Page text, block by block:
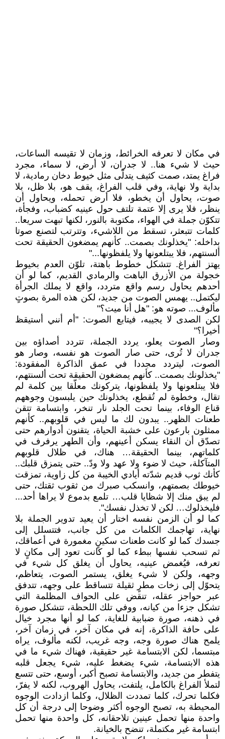
في مكان لا تعرفه الخرائط، وزمان لا تقيسه الساعات،
حيث لا شيء هنا.. لا جدران، لا أرض، لا سماء، مجرد
فراغ يمتد، صمت كثيف يتدلّى مثل خيوط دخان رمادية، لا
بداية ولا نهاية، وفي قلب الفراغ، يقف هو، بلا ظل، بلا
صوت، يحاول أن يخطو، فلا أرض تحمله، ويحاول أن
ينظر، فلا يرى إلا عتمة تلتف حول عينيه كضباب، وفجأة،
تتكوّن جملة في الهواء، مكتوبة بالنور، لكنها تبهت سريعا..
كلمات تتبعثر، تسقط من اللاشيء، وتترتب لتصنع صوتا
بداخله: "يخذلونك بصمت.. كأنهم يمضغون الحقيقة تحت
ألسنتهم، فلا يبتلعونها ولا يلفظونها..."
يهتز الفراغ. تتشكل خطوط باهتة، تلوّن العدم بخيوط
خجولة من الأزرق الباهت والرمادي القديم، كما لو أن
أحدهم يحاول رسم واقع متردد، واقع لا يملك الجرأة
ليكتمل.. يهمس الصوت من جديد، لكن هذه المرة بصوتٍ
مألوف... صوته هو: "هل أنا ميت؟"
لكن الصدى لا يجيبه، فيتابع الصوت: "أم أنني أستيقظ
أخيرا؟"
وصار الصوت يعلو، يردد الجملة، تتردد أصداؤه بين
جدران لا تُرى، حتى صار الصوت هو نفسه، وصار هو
الصوت، ليتردد مجددا في عمق الذاكرة المفقودة:
"يخذلونك بصمت.. كأنهم يمضغون الحقيقة تحت ألسنتهم،
فلا يبتلعونها ولا يلفظونها، يتركونك معلّقا بين كلمة لم
تقال، وخطوة لم تُقطع، يخذلونك حين يلبسون وجوههم
قناع الوفاء، بينما تحت الجلد نار تنخر، وابتسامة تتقن
طعنات الظهر.. يبدون لك ما ليس في قلوبهم.. كأنهم
ممثلون بارعون على خشبة الحياة، يتقنون أدوارهم حتى
تصدّق أن النقاء يسكن أعينهم، وأن الطهر يرفرف في
كلماتهم، بينما الحقيقة… هناك، في ظلال قلوبهم
المتآكلة، حيث لا ضوء ولا عهد ولا ودّ.. حتى يتمزق قلبك..
كأنك ثوب قديم شدّته أيادي الخيبة من كل زاوية، تمزقت
خيوطك بصمتهم، وانسكب صبرك من ثقوب ثقتك، حتى
لم يبق منك إلا شظايا قلب… تلمع بدموع لا يراها أحد...
فليخذلوك… لكن لا تخذل نفسك".
كما لو أن الزمن نفسه اختار أن يعيد تدوير الجملة بلا
نهاية، تهاجمك الكلمات من كل جانب، فتتسلل إلى
جسدك كما لو كانت طعنات سكينٍ مغمورة في أعماقك،
ثم تسحب نفسها ببطء كما لو كانت تعود إلى مكانٍ لا
تعرفه، فيُغمض عينيه، يحاول أن يغلق كل شيء في
وجهه، ولكن لا شيء يغلق، يستمر الصوت، يتعاظم،
يتحوّل إلى زخات مطرٍ ثقيلة تتساقط على وجهه، تتدفق
عبر حواجز عقله، تنقض على الحواف المظلمة التي
تشكل جزءا من كيانه، ووفي تلك اللحظة، تتشكل صورة
في ذهنه، صورة ضبابية للغاية، كما لو أنها مجرد خيال
على حافة الذاكرة، إنه في مكان آخر، في زمان آخر،
يلمح هناك صورة وجه، وجه غريب، لكنه مألوف، يراه
مبتسما، لكن الابتسامة غير حقيقية، فهناك شيء ما في
هذه الابتسامة، شيء يضغط عليه، شيء يجعل قلبه
يتفطر من جديد، والابتسامة تصبح أكبر، أوسع، حتى تتسع
لتملأ الفراغ بالكامل، يلتفت، يحاول الهروب، لكنه لا يفرّ،
فكلما تحرك، كلما تمددت الظلال، وكلما ازدادت الوجوه
المحيطة به، تصبح الوجوه أكثر وضوحا إلى درجة أن كل
واحدة منها تحمل عينين تلاحقانه، كل واحدة منها تحمل
ابتسامة غير مكتملة، تنضح بالخيانة.